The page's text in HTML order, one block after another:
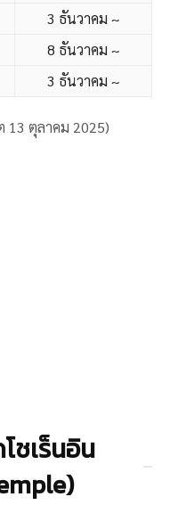
3 ธันวาคม ~
8 ธันวาคม ~
3 ธันวาคม ~
13 ตุลาคม 2025)
ชเร็นอิน